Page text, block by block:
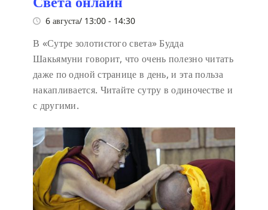
6 августа/ 13:00 - 14:30
В «Сутре золотистого света» Будда
Шакьямуни говорит, что очень полезно читать
даже по одной странице в день, и эта польза
накапливается. Читайте сутру в одиночестве и
с другими.